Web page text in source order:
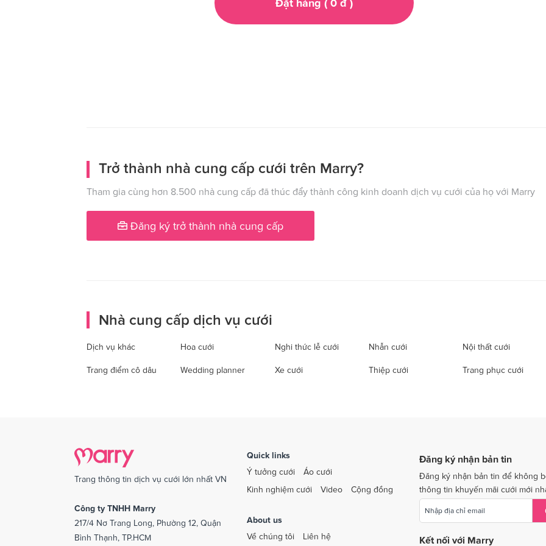
Đặt hàng ( 0đ )
Trở thành nhà cung cấp cưới trên Marry?
Tham gia cùng hơn 8.500 nhà cung cấp đã thúc đẩy thành công kinh doanh dịch vụ cưới của họ với Marry
Đăng ký trở thành nhà cung cấp
Nhà cung cấp dịch vụ cưới
Dịch vụ khác Hoa cưới Nghi thức lễ cưới Nhẫn cưới Nội thất cưới
Trang điểm cô dâu Wedding planner Xe cưới Thiệp cưới Trang phục cưới
Trang thông tin dịch vụ cưới lớn nhất VN
Công ty TNHH Marry
217/4 Nơ Trang Long, Phường 12, Quận
Bình Thạnh, TP.HCM
Quick links
Ý tưởng cưới
Áo cưới
Kinh nghiệm cưới
Video Cộng đồng
About us
Về chúng tôi
Liên hệ
Đăng ký nhận bản tin
Đăng ký nhận bản tin để không
thông tin khuyến mãi cưới mới
Kết nối với Marry